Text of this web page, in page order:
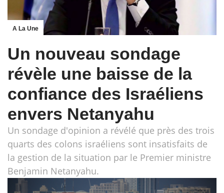
A La Une
Un nouveau sondage
révèle une baisse de la
confiance des Israéliens
envers Netanyahu
Un sondage d'opinion a révélé que près des trois
quarts des colons israéliens sont insatisfaits de
la gestion de la situation par le Premier ministre
Benjamin Netanyahu.